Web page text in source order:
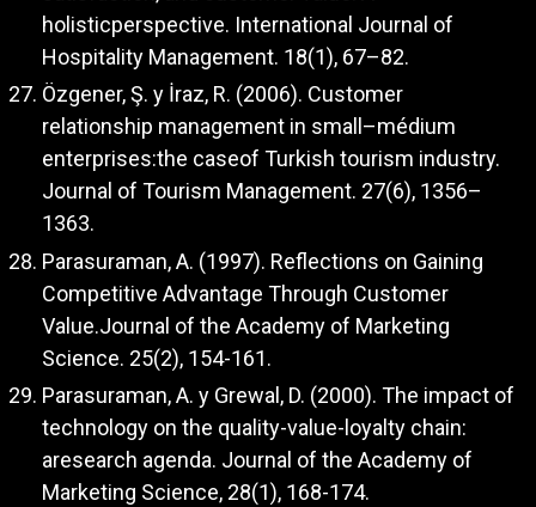
holisticperspective. International Journal of
Hospitality Management. 18(1), 67–82.
Özgener, Ş. y İraz, R. (2006). Customer
relationship management in small–médium
enterprises:the caseof Turkish tourism industry.
Journal of Tourism Management. 27(6), 1356–
1363.
Parasuraman, A. (1997). Reflections on Gaining
Competitive Advantage Through Customer
Value.Journal of the Academy of Marketing
Science. 25(2), 154-161.
Parasuraman, A. y Grewal, D. (2000). The impact of
technology on the quality-value-loyalty chain:
aresearch agenda. Journal of the Academy of
Marketing Science, 28(1), 168-174.